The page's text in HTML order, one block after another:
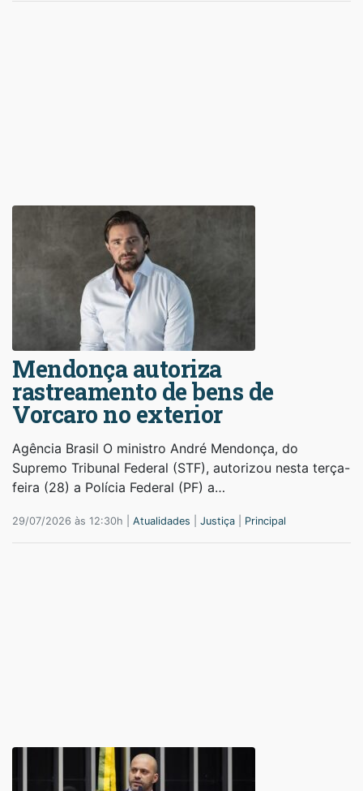
Mendonça autoriza
rastreamento de bens de
Vorcaro no exterior
Agência Brasil O ministro André Mendonça, do
Supremo Tribunal Federal (STF), autorizou nesta terça-
feira (28) a Polícia Federal (PF) a…
29/07/2026 às 12:30h | Atualidades Justiça Principal